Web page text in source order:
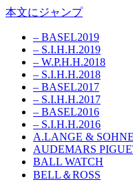
本文にジャンプ
– BASEL2019
– S.I.H.H.2019
– W.P.H.H.2018
– S.I.H.H.2018
– BASEL2017
– S.I.H.H.2017
– BASEL2016
– S.I.H.H.2016
A.LANGE & SOHNE
AUDEMARS
BALL WATCH
BELL＆ROSS